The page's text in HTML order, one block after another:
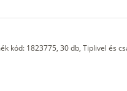
kód: 1823775, 30 db, Tiplivel és